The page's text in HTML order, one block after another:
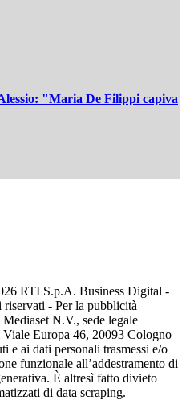
"Maria De Filippi capiva
RTI S.p.A. Business Digital -
- Per la pubblicità
N.V., sede legale
Europa 46, 20093 Cologno
e ai dati personali trasmessi e/o
funzionale all’addestramento di
È altresì fatto divieto
di data scraping.